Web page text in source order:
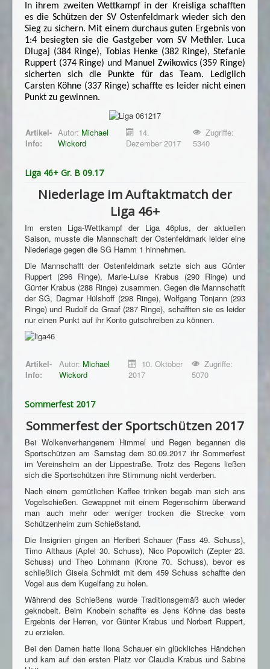
In ihrem zweiten Wettkampf in der Kreisliga schafften
es die Schützen der SV Ostenfeldmark wieder sich den
Sieg zu sichern. Mit einem durchaus guten Ergebnis von
1:4 besiegten sie die Gastgeber vom SV Methler. Luca
Dlugaj (384 Ringe), Tobias Henke (382 Ringe), Stefanie
Ruppert (374 Ringe) und Manuel Zwikowics (359 Ringe)
sicherten sich die Punkte für das Team. Lediglich
Carsten Köhne (337 Ringe) schaffte es leider nicht einen
Punkt zu gewinnen.
Artikel-
Info:
Autor: Michael
Wickord
14.
Dezember 2017
Zugriffe:
5340
Liga 46+ Gr. B 09.17
Niederlage im Auftaktmatch der
Liga 46+
Im ersten Liga-Wettkampf der Liga 46plus, der aktuellen
Saison, musste die Mannschaft der Ostenfeldmark leider eine
Niederlage gegen die SG Hamm 1 hinnehmen.
Die Mannschafft der Ostenfeldmark setzte sich aus Günter
Ruppert (296 Ringe), Marie-Luise Krabus (290 Ringe) und
Günter Krabus (288 Ringe) zusammen. Gegen die Mannschatft
der SG, Dagmar Hülshoff (298 Ringe), Wolfgang Tönjann (293
Ringe) und Rudolf de Graaf (287 Ringe), schafften sie es leider
nur einen Punkt auf ihr Konto gutschreiben zu können.
Artikel-
Info:
Autor: Michael
Wickord
10. Oktober
2017
Zugriffe:
5070
Sommerfest 2017
Sommerfest der Sportschützen 2017
Bei Wolkenverhangenem Himmel und Regen begannen die
Sportschützen am Samstag dem 30.09.2017 ihr Sommerfest
im Vereinsheim an der Lippestraße. Trotz des Regens ließen
sich die Sportschützen ihre Stimmung nicht verderben.
Nach einem gemütlichen Kaffee trinken begab man sich ans
Vogelschießen. Gewappnet mit einem Regenschirm überwand
man auch mehr oder weniger trocken die Strecke vom
Schützenheim zum Schießstand.
Die Insignien gingen an Heribert Schauer (Fass 49. Schuss),
Timo Althaus (Apfel 30. Schuss), Nico Popowitch (Zepter 23.
Schuss) und Theo Lohmann (Krone 70. Schuss), bevor es
schließlich Gisela Schmidt mit dem 459 Schuss schaffte den
Vogel aus dem Kugelfang zu holen.
Während des Schießens wurde Traditionsgemäß auch wieder
geknobelt. Beim Knobeln schaffte es Jens Köhne das beste
Ergebnis der Herren, vor Günter Krabus und Norbert Ruppert,
zu erzielen.
Bei den Damen hatte Ilona Schauer ein glückliches Händchen
und kam auf den ersten Platz vor Claudia Krabus und Sabine